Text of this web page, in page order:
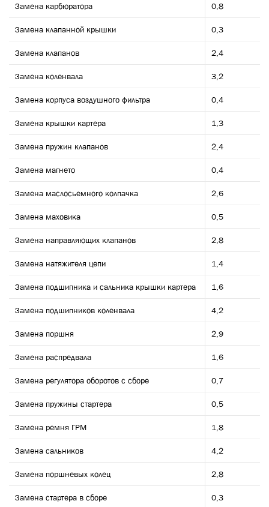
Замена карбюратора 0,8
Замена клапанной крышки 0,3
Замена клапанов 2,4
Замена коленвала 3,2
Замена корпуса воздушного фильтра 0,4
Замена крышки картера 1,3
Замена пружин клапанов 2,4
Замена магнето 0,4
Замена маслосьемного колпачка 2,6
Замена маховика 0,5
Замена направляющих клапанов 2,8
Замена натяжителя цепи 1,4
Замена подшипника и сальника крышки картера 1,6
Замена подшипников коленвала 4,2
Замена поршня 2,9
Замена распредвала 1,6
Замена регулятора оборотов с сборе 0,7
Замена пружины стартера 0,5
Замена ремня ГРМ 1,8
Замена сальников 4,2
Замена поршневых колец 2,8
Замена стартера в сборе 0,3